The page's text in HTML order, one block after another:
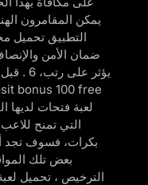
يمكن المقامرون
التطبيق تحميل
ضمان الأمن
يؤثر
التي تمنح
بكرات، فسوف تجد
بعض تلك
الترخيص ، تحميل